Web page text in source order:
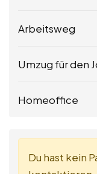
Arbeitsweg
Umzug für den
Homeoffice
Du hast kein